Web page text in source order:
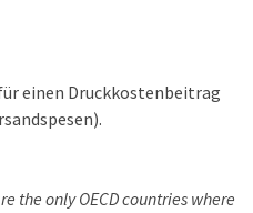
einen Druckkostenbeitrag
the only OECD countries where